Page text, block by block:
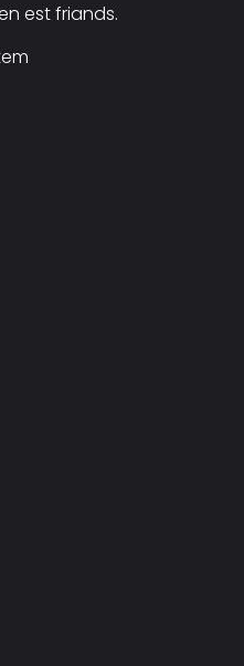
est friands.